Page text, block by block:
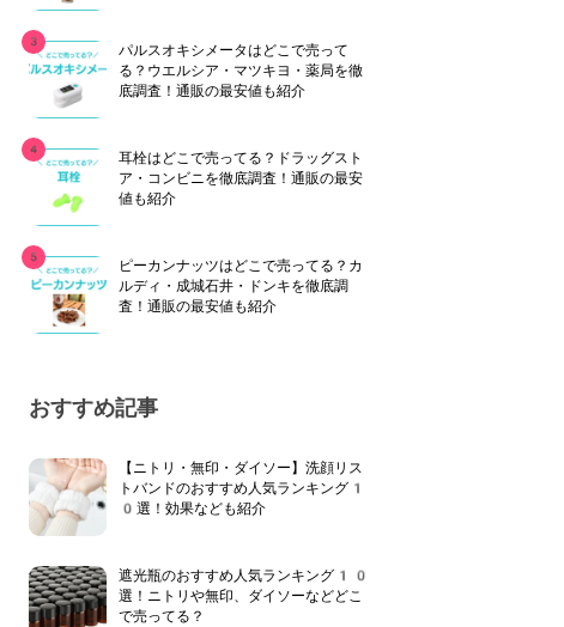
パルスオキシメータはどこで売って
る？ウエルシア・マツキヨ・薬局を徹
底調査！通販の最安値も紹介
耳栓はどこで売ってる？ドラッグスト
ア・コンビニを徹底調査！通販の最安
値も紹介
ピーカンナッツはどこで売ってる？カ
ルディ・成城石井・ドンキを徹底調
査！通販の最安値も紹介
おすすめ記事
【ニトリ・無印・ダイソー】洗顔リス
トバンドのおすすめ人気ランキング1
0選！効果なども紹介
遮光瓶のおすすめ人気ランキング10
選！ニトリや無印、ダイソーなどどこ
で売ってる？